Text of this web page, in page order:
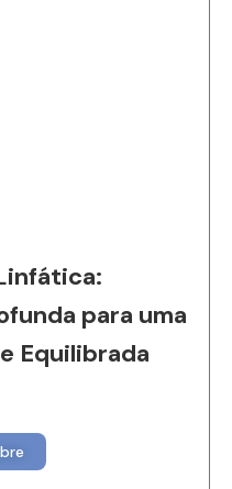
para uma
Equilibrada